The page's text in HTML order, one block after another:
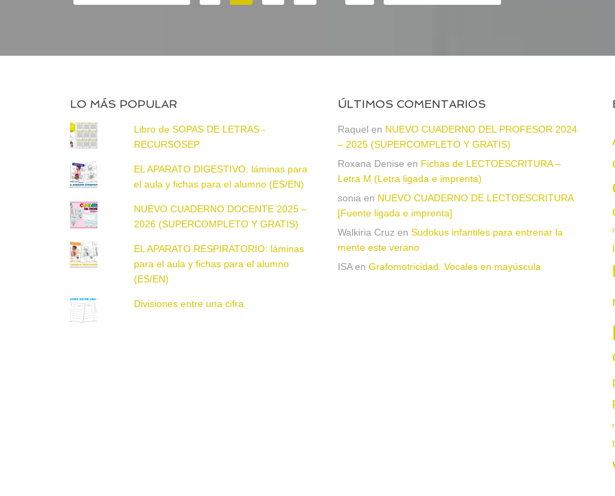
LO MÁS POPULAR
Libro de SOPAS DE LETRAS -
RECURSOSEP
EL APARATO DIGESTIVO: láminas para
el aula y fichas para el alumno (ES/EN)
NUEVO CUADERNO DOCENTE 2025 –
2026 (SUPERCOMPLETO Y GRATIS)
EL APARATO RESPIRATORIO: láminas
para el aula y fichas para el alumno
(ES/EN)
Divisiones entre una cifra
ÚLTIMOS COMENTARIOS
Raquel en NUEVO CUADERNO DEL PROFESOR 2024
– 2025 (SUPERCOMPLETO Y GRATIS)
Roxana Denise en Fichas de LECTOESCRITURA –
Letra M (Letra ligada e imprenta)
sonia en NUEVO CUADERNO DE LECTOESCRITURA
[Fuente ligada e imprenta]
Walkiria Cruz en Sudokus infantiles para entrenar la
mente este verano
ISAen Grafomotricidad. Vocales en mayúscula